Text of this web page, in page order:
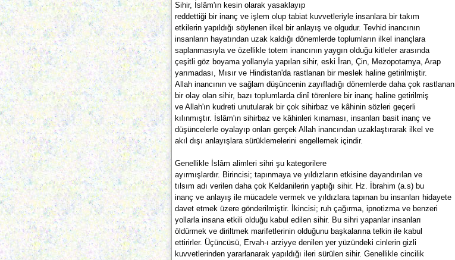
Sihir, İslâm'ın kesin olarak yasaklayıp
reddettiği bir inanç ve işlem olup tabiat kuvvetleriyle insanlara bir takım
etkilerin yapıldığı söylenen ilkel bir anlayış ve olgudur. Tevhid inancının
insanların hayatından uzak kaldığı dönemlerde toplumların ilkel inançlara
saplanmasıyla ve özellikle totem inancının yaygın olduğu kitleler arasında
çeşitli göz boyama yollarıyla yapılan sihir, eski İran, Çin, Mezopotamya, Arap
yarımadası, Mısır ve Hindistan'da rastlanan bir meslek haline getirilmiştir.
Allah inancının ve sağlam düşüncenin zayıfladığı dönemlerde daha çok rastlanan
bir olay olan sihir, bazı toplumlarda dinî törenlere bir inanç haline getirilmiş
ve Allah'ın kudreti unutularak bir çok sihirbaz ve kâhinin sözleri geçerli
kılınmıştır. İslâm'ın sihirbaz ve kâhinleri kınaması, insanları basit inanç ve
düşüncelerle oyalayıp onları gerçek Allah inancından uzaklaştırarak ilkel ve
akıl dışı anlayışlara sürüklemelerini engellemek içindir.
Genellikle İslâm alimleri sihri şu kategorilere
ayırmışlardır. Birincisi; tapınmaya ve yıldızların etkisine dayandırılan ve
tılsım adı verilen daha çok Keldanilerin yaptığı sihir. Hz. İbrahim (a.s) bu
inanç ve anlayış ile mücadele vermek ve yıldızlara tapınan bu insanları hidayete
davet etmek üzere gönderilmiştir. İkincisi; ruh çağırma, ipnotizma ve benzeri
yollarla insana etkili olduğu kabul edilen sihir. Bu sihri yapanlar insanları
öldürmek ve diriltmek marifetlerinin olduğunu başkalarına telkin ile kabul
ettirirler. Üçüncüsü, Ervah-ı arziyye denilen yer yüzündeki cinlerin gizli
kuvvetlerinden yararlanarak yapıldığı ileri sürülen sihir. Genellikle cincilik